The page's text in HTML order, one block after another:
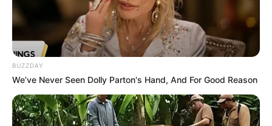
BUZZDAY
We’ve Never Seen Dolly Parton's Hand, And For Good Reason